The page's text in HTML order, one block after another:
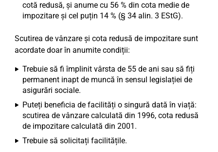
cotă redusă, și anume cu 56 % din cota medie de
impozitare și cel puțin 14 % (§ 34 alin. 3 EStG).
Scutirea de vânzare și cota redusă de impozitare sunt
acordate doar în anumite condiții:
Trebuie să fi împlinit vârsta de 55 de ani sau să fiți
permanent inapt de muncă în sensul legislației de
asigurări sociale.
Puteți beneficia de facilități o singură dată în viață:
scutirea de vânzare calculată din 1996, cota redusă
de impozitare calculată din 2001.
Trebuie să solicitați facilitățile.